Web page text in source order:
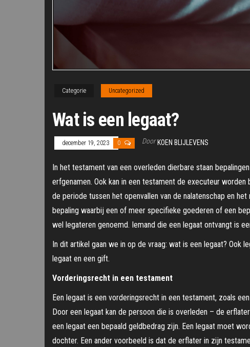
Categorie Uncategorized
Wat is een legaat?
december 19, 2023 0 Door KOEN BLIJLEVENS
In het testament van een overleden dierbare staan
erfgenamen. Ook kan in een testament de executeur
de periode tussen het openvallen van de nalatenschap en
bepaling waarbij een of meer specifieke goederen of een
wel legateren genoemd. Iemand die een legaat ontvangt is
In dit artikel gaan we in op de vraag: wat is een legaat?
legaat en een gift.
Vorderingsrecht in een testament
Een legaat is een vorderingsrecht in een testament, zoals
Door een legaat kan de persoon die is overleden – de
een legaat een bepaald geldbedrag zijn. Een legaat moet
dochter. Een ander voorbeeld is dat de erflater in zijn